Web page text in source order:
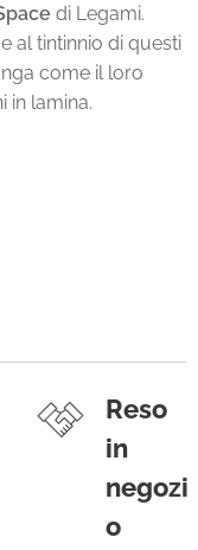
di Legami.
al tintinnio di questi
come il loro
in lamina.
Reso
in
negozi
o